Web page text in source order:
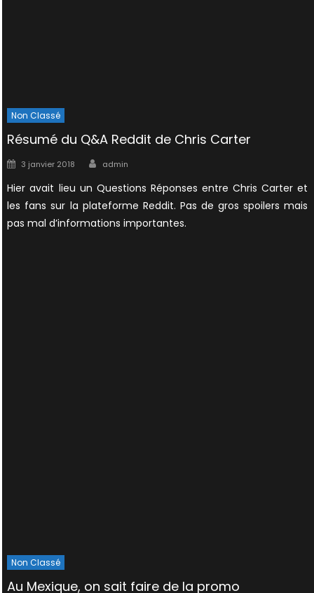
Non Classé
Résumé du Q&A Reddit de Chris Carter
Posted
3 janvier 2018 Author
admin
Hier avait lieu un Questions Réponses entre Chris Carter et
les fans sur la plateforme Reddit. Pas de gros spoilers mais
pas mal d’informations importantes.
Non Classé
Au Mexique, on sait faire de la promo